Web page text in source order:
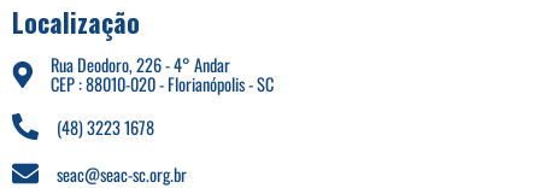
Localização
Rua Deodoro, 226 - 4° Andar
CEP : 88010-020 - Florianópolis - SC
(48) 3223 1678
seac@seac-sc.org.br